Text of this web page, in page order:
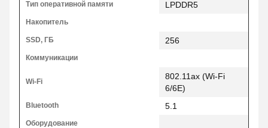
Тип оперативной памяти LPDDR5
Накопитель
SSD, ГБ 256
Коммуникации
Wi-Fi
802.11ax (Wi-Fi
6/6E)
Bluetooth 5.1
Оборудование